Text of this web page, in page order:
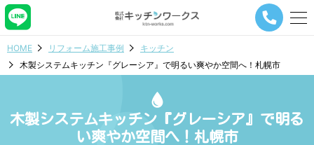
メ
ナ
ー
シ
HOME リフォーム施工事例
キッチン
木製システムキッチン『グレーシア』で明るい爽やか空間へ！札幌市
木製システムキッチン『グレーシア』で明る
い爽やか空間へ！札幌市